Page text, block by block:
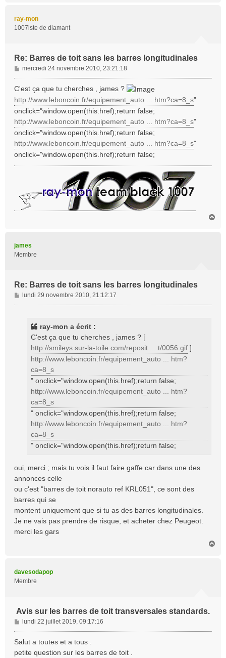
ray-mon
1007iste de diamant
Re: Barres de toit sans les barres longitudinales
M
e
s
a
g
e
mercredi 24 novembre 2010, 23:21:18
C'est ça que tu cherches , james ?
http://www.leboncoin.fr/equipement_auto ... htm?ca=8_s"
onclick="window.open(this.href);return false;
http://www.leboncoin.fr/equipement_auto ... htm?ca=8_s"
onclick="window.open(this.href);return false;
http://www.leboncoin.fr/equipement_auto ... htm?ca=8_s"
onclick="window.open(this.href);return false;
james
Membre
Re: Barres de toit sans les barres longitudinales
M
e
lundi 29 novembre 2010, 21:12:17
ray-mon a écrit :
C'est ça que tu cherches , james ? [
http://smileys.sur-la-toile.com/reposit ... t/0056.gif ]
http://www.leboncoin.fr/equipement_auto ... htm?
ca=8_s
" onclick="window.open(this.href);return false;
http://www.leboncoin.fr/equipement_auto ... htm?
ca=8_s
" onclick="window.open(this.href);return false;
http://www.leboncoin.fr/equipement_auto ... htm?
ca=8_s
" onclick="window.open(this.href);return false;
oui, merci ; mais tu vois il faut faire gaffe car dans une des
annonces celle
ou c'est "barres de toit norauto ref KRL051", ce sont des
barres qui se
montent uniquement que si tu as des barres longitudinales.
Je ne vais pas prendre de risque, et acheter chez Peugeot.
merci les gars
davesodapop
Membre
Avis sur les barres de toit transversales standards.
M
e
s
lundi 22 juillet 2019, 09:17:16
Salut a toutes et a tous .
petite question sur les barres de toit .